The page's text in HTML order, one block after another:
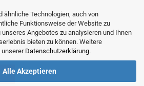
ähnliche Technologien, auch von
Funktionsweise der Website zu
Angebotes zu analysieren und Ihnen
bieten zu können. Weitere
unserer Datenschutzerklärung.
Alle Akzeptieren